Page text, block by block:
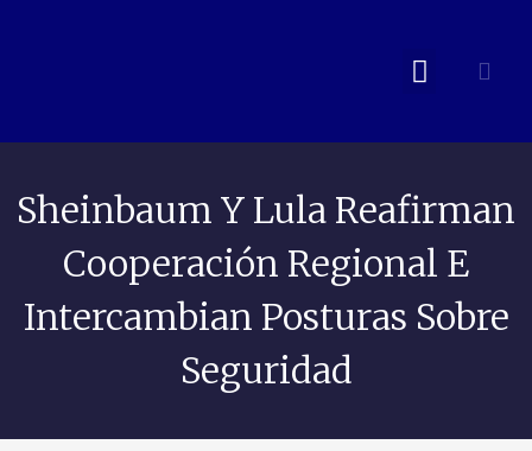
Sheinbaum Y Lula Reafirman
Cooperación Regional E
Intercambian Posturas Sobre
Seguridad